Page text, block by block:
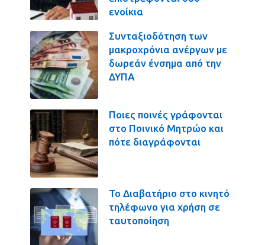
ενοίκια
Συνταξιοδότηση των
μακροχρόνια ανέργων με
δωρεάν ένσημα από την
ΔΥΠΑ
Ποιες ποινές γράφονται
στο Ποινικό Μητρώο και
πότε διαγράφονται
Το Διαβατήριο στο κινητό
τηλέφωνο για χρήση σε
ταυτοποίηση